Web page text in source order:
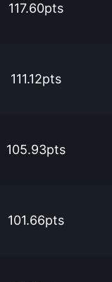
117.60pts
111.12pts
105.93pts
101.66pts